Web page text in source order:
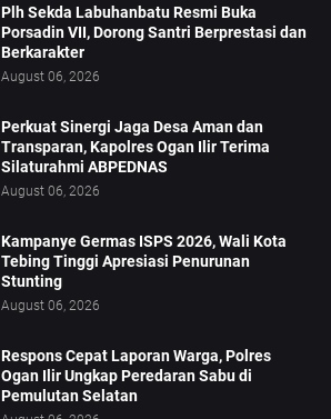
Plh Sekda Labuhanbatu Resmi Buka
Porsadin VII, Dorong Santri Berprestasi dan
Berkarakter
August 06, 2026
Perkuat Sinergi Jaga Desa Aman dan
Transparan, Kapolres Ogan Ilir Terima
Silaturahmi ABPEDNAS
August 06, 2026
Kampanye Germas ISPS 2026, Wali Kota
Tebing Tinggi Apresiasi Penurunan
Stunting
August 06, 2026
Respons Cepat Laporan Warga, Polres
Ogan Ilir Ungkap Peredaran Sabu di
Pemulutan Selatan